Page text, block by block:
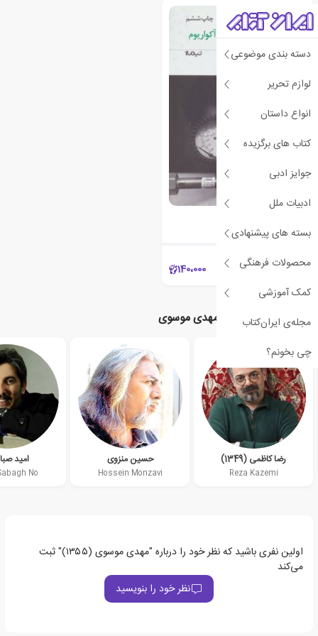
دسته بندی موضوعی
لوازم تحریر
انواع داستان
کتاب های برگزیده
جوایز ادبی
ادبیات ملل
بسته های پیشنهادی
محصولات فرهنگی
کمک آموزشی
مجله‌ی ایران‌کتاب
چی بخونم؟
مهدی موسوی (۱۳۵۵)
140،000
نویسندگان مرتبط با مهدی موسوی
رضا کاظمی (1349)
Reza Kazemi
حسین منزوی
Hossein Monzavi
امید
No
اولین نفری باشید که نظر خود را درباره "مهدی موسوی (۱۳۵۵)" ثبت
می‌کند
نظر خود را بنویسید